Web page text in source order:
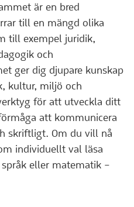
är en bred
till en mängd olika
till exempel juridik,
och
ger dig djupare kunskap
kultur, miljö och
för att utveckla ditt
att kommunicera
skriftligt. Om du vill nå
individuellt val läsa
eller matematik –